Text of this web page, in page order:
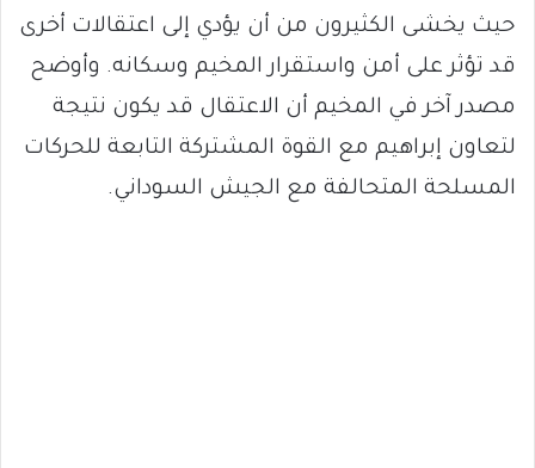
حيث يخشى الكثيرون من أن يؤدي إلى اعتقالات أخرى
قد تؤثر على أمن واستقرار المخيم وسكانه. وأوضح
مصدر آخر في المخيم أن الاعتقال قد يكون نتيجة
لتعاون إبراهيم مع القوة المشتركة التابعة للحركات
المسلحة المتحالفة مع الجيش السوداني.